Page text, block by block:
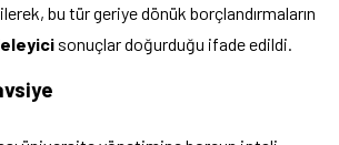
bu tür geriye dönük borçlandırmaların
sonuçlar doğurduğu ifade edildi.